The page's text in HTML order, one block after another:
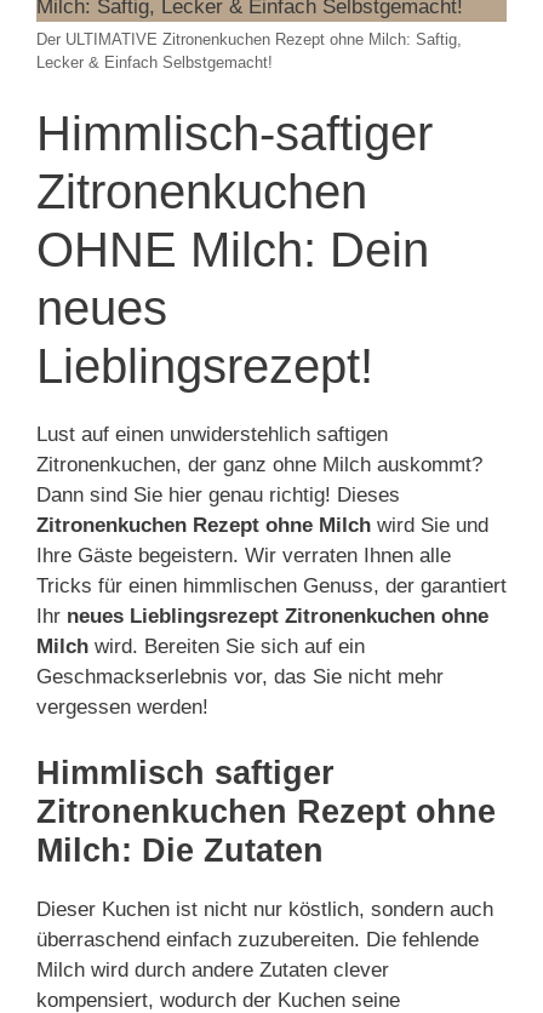
Der ULTIMATIVE Zitronenkuchen Rezept ohne Milch: Saftig,
Lecker & Einfach Selbstgemacht!
Himmlisch-saftiger
Zitronenkuchen
OHNE Milch: Dein
neues
Lieblingsrezept!
Lust auf einen unwiderstehlich saftigen
Zitronenkuchen, der ganz ohne Milch auskommt?
Dann sind Sie hier genau richtig! Dieses
Zitronenkuchen Rezept ohne Milch wird Sie und
Ihre Gäste begeistern. Wir verraten Ihnen alle
Tricks für einen himmlischen Genuss, der garantiert
Ihr neues Lieblingsrezept Zitronenkuchen ohne
Milch wird. Bereiten Sie sich auf ein
Geschmackserlebnis vor, das Sie nicht mehr
vergessen werden!
Himmlisch saftiger
Zitronenkuchen Rezept ohne
Milch: Die Zutaten
Dieser Kuchen ist nicht nur köstlich, sondern auch
überraschend einfach zuzubereiten. Die fehlende
Milch wird durch andere Zutaten clever
kompensiert, wodurch der Kuchen seine